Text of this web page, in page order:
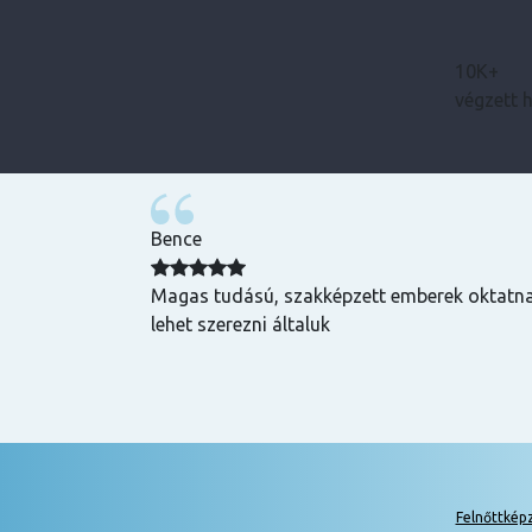
10K+
végzett
Bence
Magas tudású, szakképzett emberek
lehet szerezni általuk